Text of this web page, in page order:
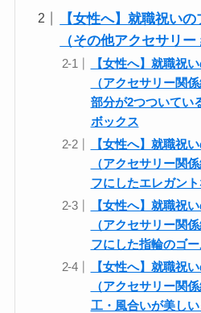
【女性へ】就職祝い
（その他アクセサリー
【女性へ】就職祝
（アクセサリー関
部分が2つついてい
ボックス
【女性へ】就職祝
（アクセサリー関
フにしたエレガン
【女性へ】就職祝
（アクセサリー関
フにした指輪のゴ
【女性へ】就職祝
（アクセサリー関
工・風合いが美し